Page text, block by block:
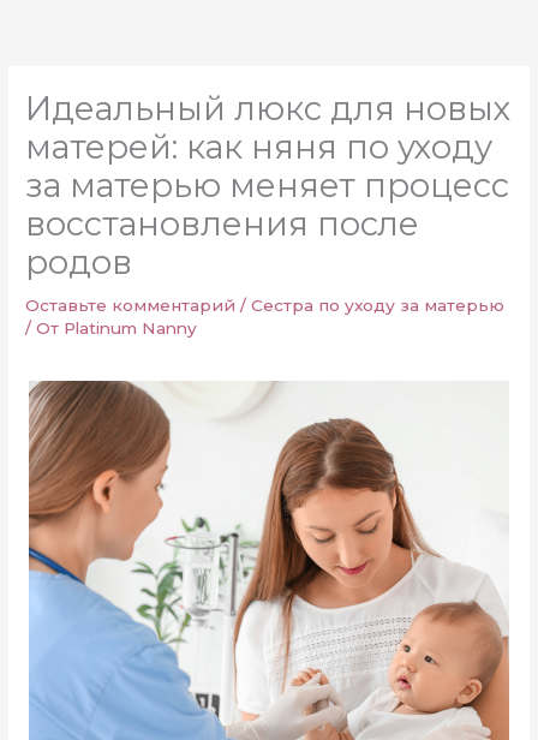
Идеальный люкс для новых
матерей: как няня по уходу
за матерью меняет процесс
восстановления после
родов
Оставьте комментарий /Сестра по уходу за матерью
/ От Platinum Nanny